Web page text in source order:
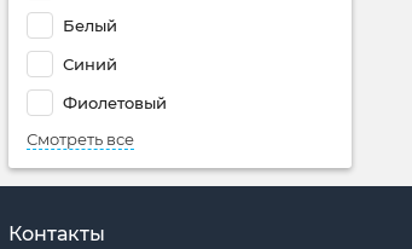
Белый
Синий
Фиолетовый
Смотреть все
Контакты